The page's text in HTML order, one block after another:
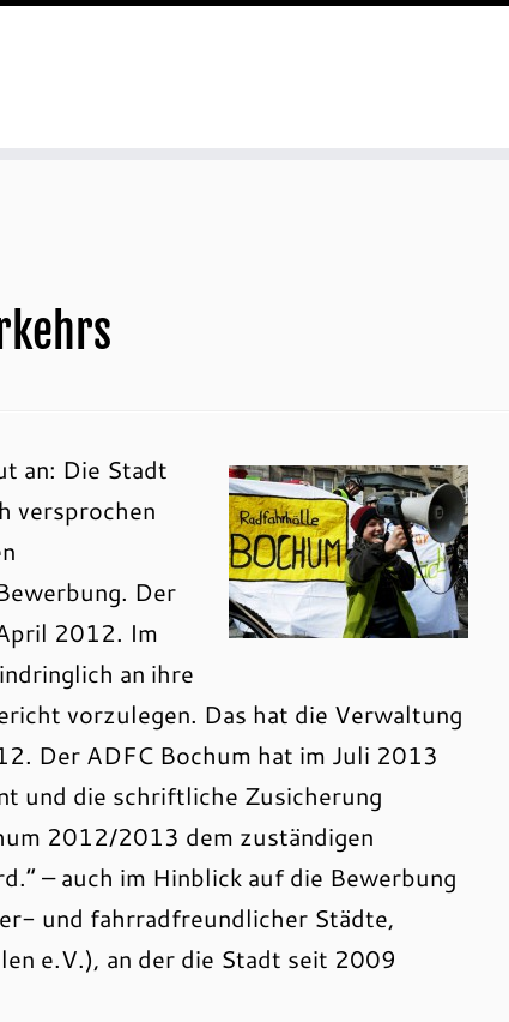
an: Die Stadt
versprochen
Der
2012. Im
an ihre
vorzulegen. Das hat die Verwaltung
Der ADFC Bochum hat im Juli 2013
und die schriftliche Zusicherung
2012/2013 dem zuständigen
– auch im Hinblick auf die Bewerbung
und fahrradfreundlicher Städte,
e.V.), an der die Stadt seit 2009